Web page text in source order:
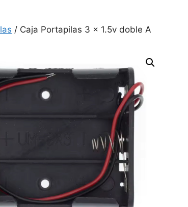
/ Caja Portapilas 3 x 1.5v doble A